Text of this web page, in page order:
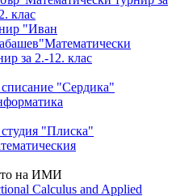
клас
"Иван
Математически
за 2.-12. клас
"Сердика"
"Плиска"
на ИМИ
Calculus and Applied